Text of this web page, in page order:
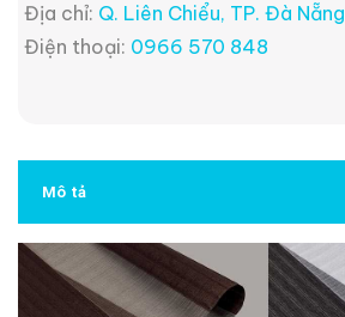
Địa chỉ: Q. Liên Chiểu, TP. Đà Nẵng
Điện thoại: 0966 570 848
Mô tả